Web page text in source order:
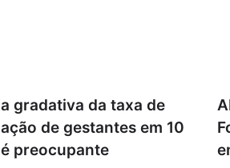
gradativa da taxa de
de gestantes em 10
preocupante